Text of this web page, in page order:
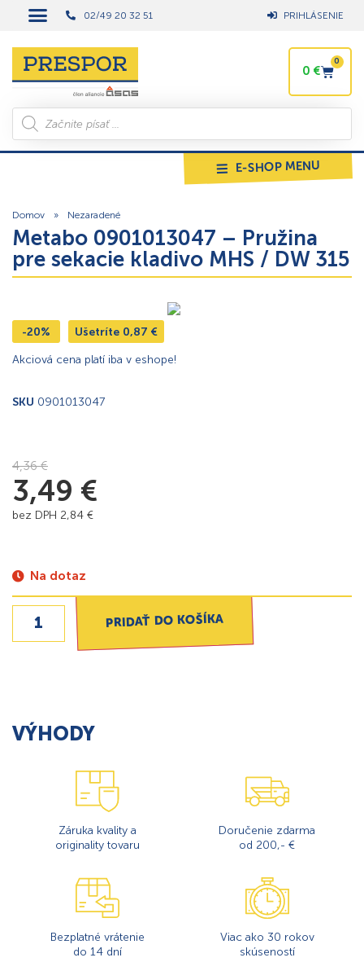
02/49 20 32 51 PRIHLÁSENIE
0 €
0
E-SHOP MENU
Domov » Nezaradené
Metabo 0901013047 – Pružina
pre sekacie kladivo MHS / DW 315
-20% Ušetríte 0,87 €
Akciová cena platí iba v eshope!
SKU 0901013047
4,36€
3,49 €
bez DPH 2,84 €
Na dotaz
PRIDAŤ DO KOŠÍKA
VÝHODY
Záruka kvality a
originality tovaru
Doručenie zdarma
od 200,- €
Bezplatné vrátenie
do 14 dní
Viac ako 30 rokov
skúseností